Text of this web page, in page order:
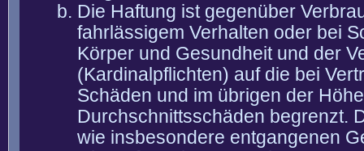
Die Haftung ist gegenüber
fahrlässigem Verhalten oder bei
Körper und Gesundheit und der
(Kardinalpflichten) auf die bei
Schäden und im übrigen der
Durchschnittsschäden begrenzt.
wie insbesondere entgangenen